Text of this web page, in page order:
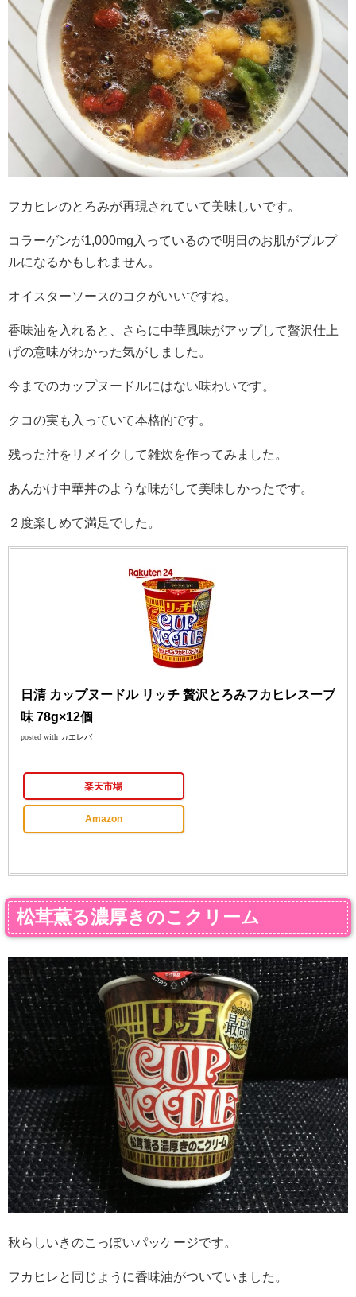
フカヒレのとろみが再現されていて美味しいです。
コラーゲンが1,000mg入っているので明日のお肌がプルプ
ルになるかもしれません。
オイスターソースのコクがいいですね。
香味油を入れると、さらに中華風味がアップして贅沢仕上
げの意味がわかった気がしました。
今までのカップヌードルにはない味わいです。
クコの実も入っていて本格的です。
残った汁をリメイクして雑炊を作ってみました。
あんかけ中華丼のような味がして美味しかったです。
２度楽しめて満足でした。
日清 カップヌードル リッチ 贅沢とろみフカヒレスープ
味 78g×12個
posted with カエレバ
楽天市場
Amazon
松茸薫る濃厚きのこクリーム
秋らしいきのこっぽいパッケージです。
フカヒレと同じように香味油がついていました。